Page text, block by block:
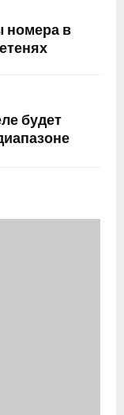
номера в
будет